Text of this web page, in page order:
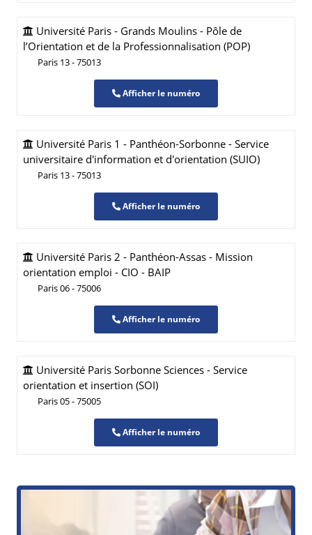
Université Paris - Grands Moulins - Pôle de
l’Orientation et de la Professionnalisation (POP)
Paris 13 - 75013
Afficher le numéro
Université Paris 1 - Panthéon-Sorbonne - Service
universitaire d'information et d'orientation (SUIO)
Paris 13 - 75013
Afficher le numéro
Université Paris 2 - Panthéon-Assas - Mission
orientation emploi - CIO - BAIP
Paris 06 - 75006
Afficher le numéro
Université Paris Sorbonne Sciences - Service
orientation et insertion (SOI)
Paris 05 - 75005
Afficher le numéro